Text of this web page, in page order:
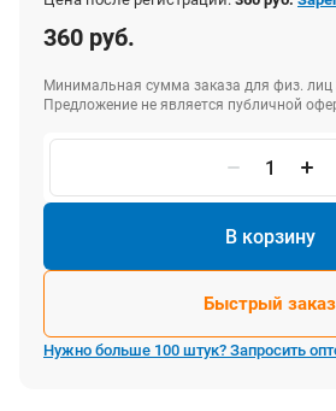
360 руб.
Минимальная сумма заказа для физ. лиц
Предложение не является публичной
В корзину
Быстрый заказ
Нужно больше 100 штук? Запросить